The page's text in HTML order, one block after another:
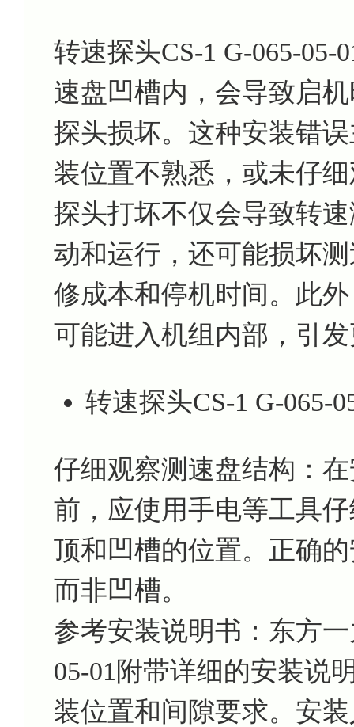
转速探头CS-1 G-065-
速盘凹槽内，会导致启
探头损坏。这种安装错
装位置不熟悉，或未仔
探头打坏不仅会导致转
动和运行，还可能损坏
修成本和停机时间。此
可能进入机组内部，引
转速探头CS-1 G-065-
仔细观察测速盘结构：在
前，应使用手电等工具
顶和凹槽的位置。正确
而非凹槽。
参考安装说明书：东方
05-01附带详细的安装说
装位置和间隙要求。安